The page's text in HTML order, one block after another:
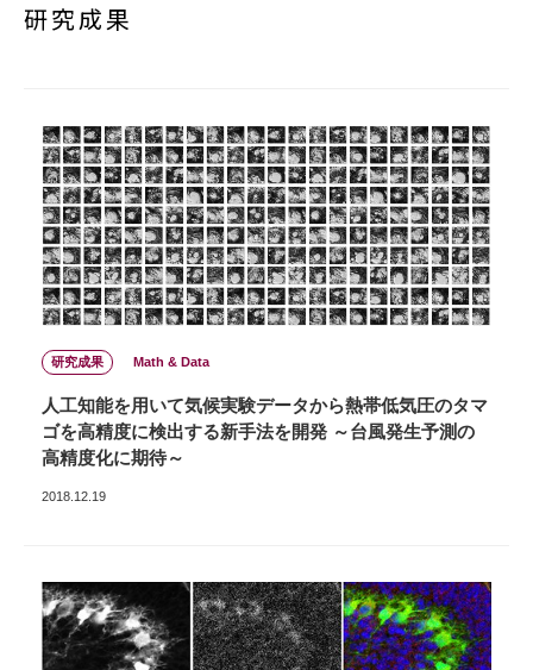
研究成果
研究成果 Math & Data
人工知能を用いて気候実験データから熱帯低気圧のタマ
ゴを高精度に検出する新手法を開発 ～台風発生予測の
高精度化に期待～
2018.12.19